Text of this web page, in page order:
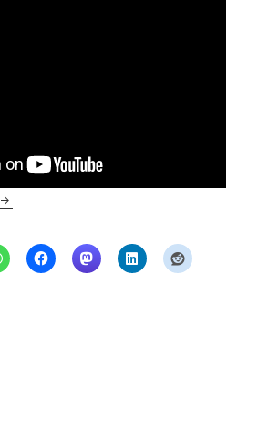
Das Maitli vu Chur (Jobim)